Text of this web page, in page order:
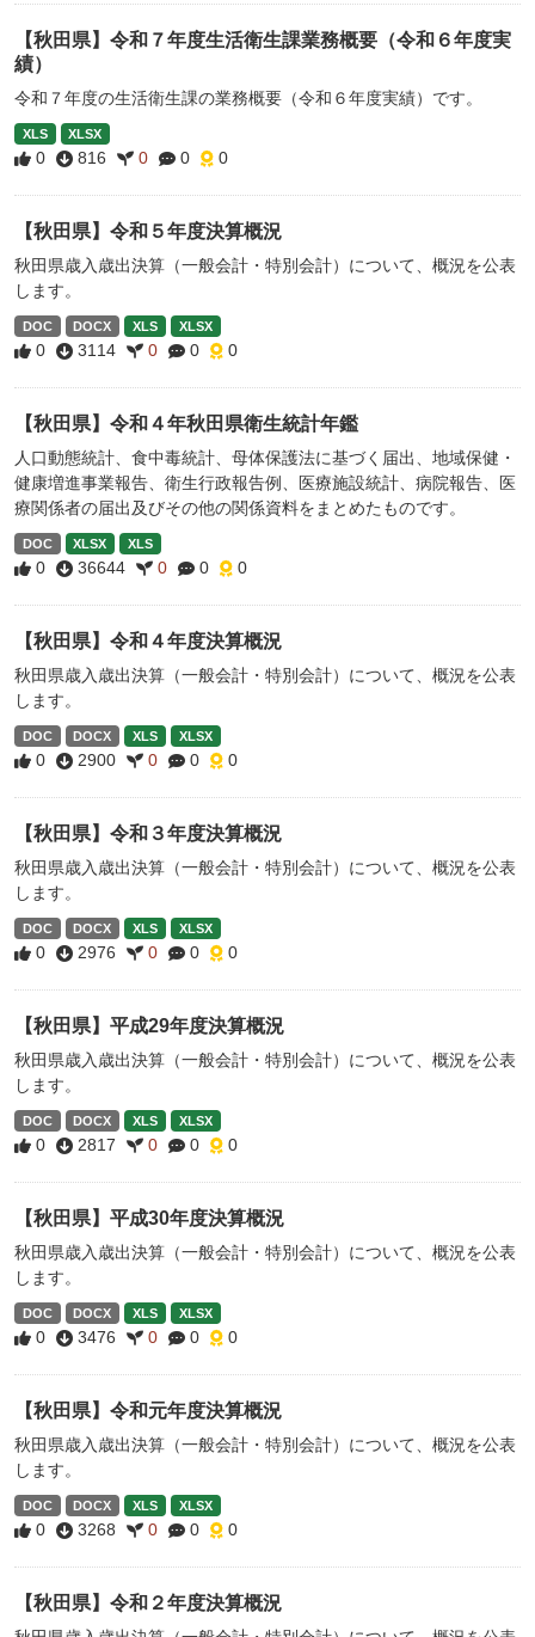
【秋田県】令和７年度生活衛生課業務概要（令和６年度実
績）
令和７年度の生活衛生課の業務概要（令和６年度実績）です。
XLS XLSX
0 816 0 0 0
【秋田県】令和５年度決算概況
秋田県歳入歳出決算（一般会計・特別会計）について、概況を公表
します。
DOC DOCX XLS XLSX
0 3114 0 0 0
【秋田県】令和４年秋田県衛生統計年鑑
人口動態統計、食中毒統計、母体保護法に基づく届出、地域保健・
健康増進事業報告、衛生行政報告例、医療施設統計、病院報告、医
療関係者の届出及びその他の関係資料をまとめたものです。
DOC XLSX XLS
0 36644 0 0 0
【秋田県】令和４年度決算概況
秋田県歳入歳出決算（一般会計・特別会計）について、概況を公表
します。
DOC DOCX XLS XLSX
0 2900 0 0 0
【秋田県】令和３年度決算概況
秋田県歳入歳出決算（一般会計・特別会計）について、概況を公表
します。
DOC DOCX XLS XLSX
0 2976 0 0 0
【秋田県】平成29年度決算概況
秋田県歳入歳出決算（一般会計・特別会計）について、概況を公表
します。
DOC DOCX XLS XLSX
0 2817 0 0 0
【秋田県】平成30年度決算概況
秋田県歳入歳出決算（一般会計・特別会計）について、概況を公表
します。
DOC DOCX XLS XLSX
0 3476 0 0 0
【秋田県】令和元年度決算概況
秋田県歳入歳出決算（一般会計・特別会計）について、概況を公表
します。
DOC DOCX XLS XLSX
0 3268 0 0 0
【秋田県】令和２年度決算概況